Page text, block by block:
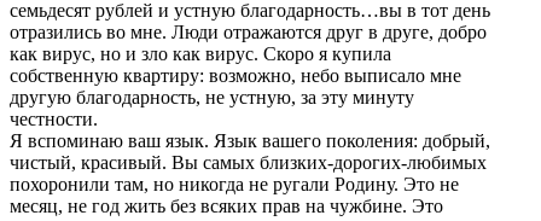
семьдесят рублей и устную благодарность…вы в тот день
отразились во мне. Люди отражаются друг в друге, добро
как вирус, но и зло как вирус. Скоро я купила
собственную квартиру: возможно, небо выписало мне
другую благодарность, не устную, за эту минуту
честности.
Я вспоминаю ваш язык. Язык вашего поколения: добрый,
чистый, красивый. Вы самых близких-дорогих-любимых
похоронили там, но никогда не ругали Родину. Это не
месяц, не год жить без всяких прав на чужбине. Это